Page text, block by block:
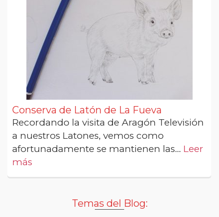
Conserva de Latón de La Fueva
Recordando la visita de Aragón Televisión
a nuestros Latones, vemos como
afortunadamente se mantienen las... Leer
más
Temas del Blog: